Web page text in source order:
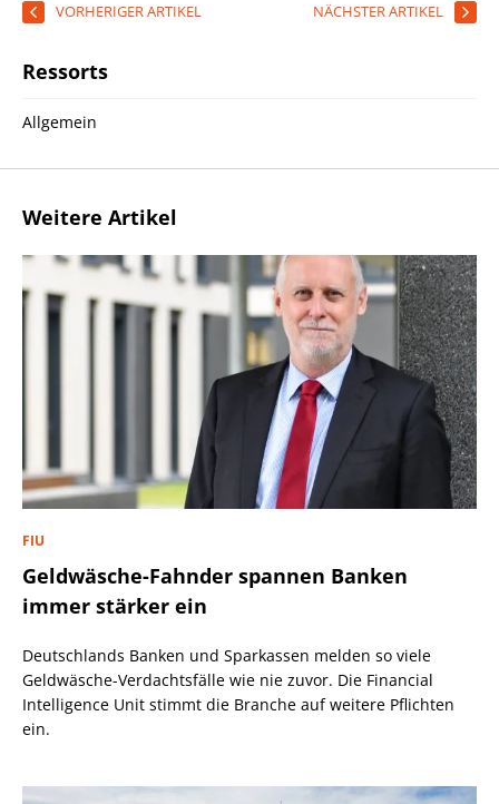
VORHERIGER ARTIKEL NÄCHSTER ARTIKEL
Ressorts
Allgemein
Weitere Artikel
FIU
Geldwäsche-Fahnder spannen Banken
immer stärker ein
Deutschlands Banken und Sparkassen melden so viele
Geldwäsche-Verdachtsfälle wie nie zuvor. Die Financial
Intelligence Unit stimmt die Branche auf weitere Pflichten
ein.